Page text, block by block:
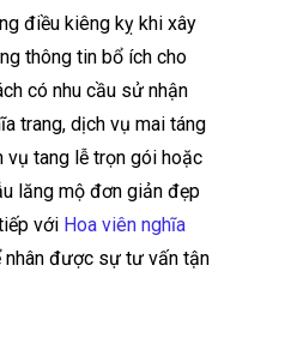
điều kiêng kỵ khi xây
thông tin bổ ích cho
có nhu cầu sử nhận
trang, dịch vụ mai táng
vụ tang lễ trọn gói hoặc
lăng mộ đơn giản đẹp
với Hoa viên nghĩa
nhân được sự tư vấn tận